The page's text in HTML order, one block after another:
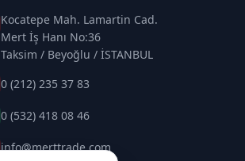
Kocatepe Mah. Lamartin Cad.
Mert İş Hanı No:36
Taksim / Beyoğlu / İSTANBUL
0 (212) 235 37 83
0 (532) 418 08 46
info@merttrade.com